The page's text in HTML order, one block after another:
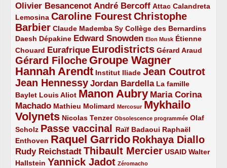
Olivier Besancenot
3/5 André Bercoff
3/5 Attac
2/5
Calandreta
Lemosina
2/5 Caroline Fourest
4/5
Christophe
Barbier
4/5 Claude Mademba Sy
2/5 Collège des Bernardins
2/5
Daesh
2/5 Dépakine
2/5 Edward Snowden
3/5 Elon Musk
1/5
Étienne
Chouard
2/5 Eurafrique
3/5 Eurodistricts
4/5 Gérard Araud
2/5
Gérard Filoche
4/5 Groupe Wagner
5/5
Hannah Arendt
5/5 Institut Iliade
2/5 Jean Coutrot
4/5
Jean Hennessy
4/5 Jordan Bardella
3/5
La famille
Baylet
2/5 Louis Aliot
2/5 Manon Aubry
5/5
Maria Corina
Machado
3/5 Mathieu Molimard
2/5 Mercosur
1/5
Mykhailo
Volynets
5/5 Nicolas Tenzer
2/5 Obsolescence programmée
1/5
Olaf
Scholz
2/5 Passe vaccinal
4/5 Raïf Badaoui
2/5
Raphaël
Enthoven
2/5 Raquel Garrido
5/5 Rokhaya Diallo
4/5
Rudy Reichstadt
3/5 Thibault Mercier
4/5 USAID
2/5
Walter
Hallstein
2/5 Yannick Jadot
4/5 Zéromacho
1/5